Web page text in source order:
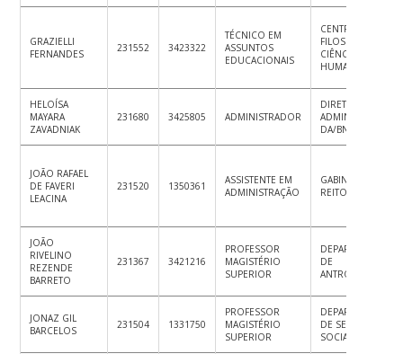
GRAZIELLI
FERNANDES
231552 3423322
TÉCNICO EM
ASSUNTOS
EDUCACIONAIS
CENTRO DE
FILOSOFIA E
CIÊNCIAS
HUMANAS
HELOÍSA
MAYARA
ZAVADNIAK
231680 3425805 ADMINISTRADOR
DIRETORIA
ADMINISTRATIVA /
DA/BNU
JOÃO RAFAEL
DE FAVERI
LEACINA
231520 1350361
ASSISTENTE EM
ADMINISTRAÇÃO
GABINETE DO
REITOR
JOÃO
RIVELINO
REZENDE
BARRETO
231367 3421216
PROFESSOR
MAGISTÉRIO
SUPERIOR
DEPARTAMENTO
DE
ANTROPOLOGIA
JONAZ GIL
BARCELOS
231504 1331750
PROFESSOR
MAGISTÉRIO
SUPERIOR
DEPARTAMENTO
DE SERVIÇO
SOCIAL